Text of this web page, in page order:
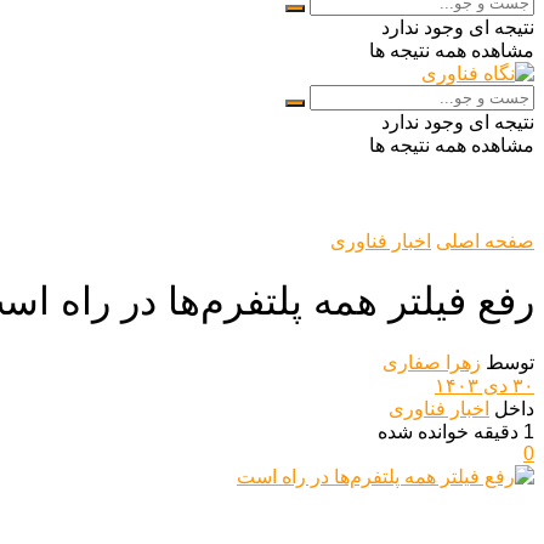
نتیجه ای وجود ندارد
مشاهده همه نتیجه ها
نتیجه ای وجود ندارد
مشاهده همه نتیجه ها
صفحه اصلی اخبار فناوری
رفع فیلتر همه پلتفرم‌ها در راه
توسط زهرا صفاری
۳۰ دی ۱۴۰۳
داخل اخبار فناوری
1 دقیقه خوانده شده
0